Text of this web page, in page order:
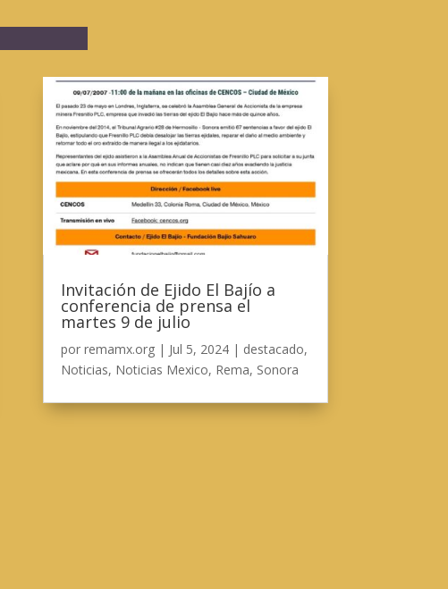
Invitación de Ejido El Bajío a
conferencia de prensa el
martes 9 de julio
por remamx.org| Jul 5, 2024| destacado,
Noticias, Noticias Mexico, Rema, Sonora